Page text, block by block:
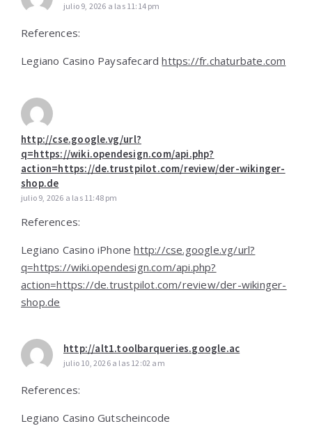
julio 9, 2026 a las 11:14 pm
References:
Legiano Casino Paysafecardhttps://fr.chaturbate.com
http://cse.google.vg/url?
q=https://wiki.opendesign.com/api.php?
action=https://de.trustpilot.com/review/der-wikinger-
shop.de
julio 9, 2026 a las 11:48 pm
References:
Legiano Casino iPhonehttp://cse.google.vg/url?
q=https://wiki.opendesign.com/api.php?
action=https://de.trustpilot.com/review/der-wikinger-
shop.de
http://alt1.toolbarqueries.google.ac
julio 10, 2026 a las 12:02 am
References:
Legiano Casino Gutscheincode